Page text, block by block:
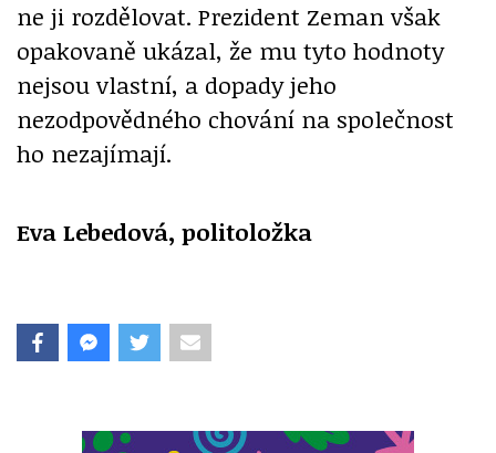
ne ji rozdělovat. Prezident Zeman však
opakovaně ukázal, že mu tyto hodnoty
nejsou vlastní, a dopady jeho
nezodpovědného chování na společnost
ho nezajímají.
Eva Lebedová, politoložka